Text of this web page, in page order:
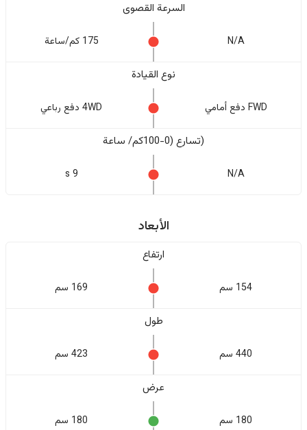
السرعة القصوى
N/A 175 كم/ساعة
نوع القيادة
FWD دفع أمامي 4WD دفع رباعي
(تسارع (0-100كم/ ساعة
N/A
9 s
الأبعاد
ارتفاع
154 سم 169 سم
طول
440 سم 423 سم
عرض
180 سم 180 سم